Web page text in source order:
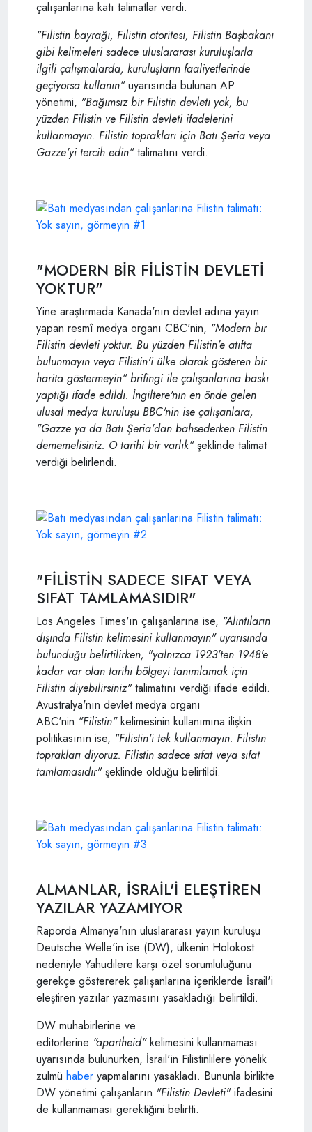
çalışanlarına katı talimatlar verdi.
"Filistin bayrağı, Filistin otoritesi, Filistin Başbakanı
gibi kelimeleri sadece uluslararası kuruluşlarla
ilgili çalışmalarda, kuruluşların faaliyetlerinde
geçiyorsa kullanın"uyarısında bulunan AP
yönetimi, "Bağımsız bir Filistin devleti yok, bu
yüzden Filistin ve Filistin devleti ifadelerini
kullanmayın. Filistin toprakları için Batı Şeria veya
Gazze'yi tercih edin"talimatını verdi.
"MODERN BİR FİLİSTİN DEVLETİ
YOKTUR"
Yine araştırmada Kanada'nın devlet adına yayın
yapan resmî medya organı CBC'nin, "Modern bir
Filistin devleti yoktur. Bu yüzden Filistin'e atıfta
bulunmayın veya Filistin'i ülke olarak gösteren bir
harita göstermeyin" brifingi ile çalışanlarına baskı
yaptığı ifade edildi. İngiltere'nin en önde gelen
ulusal medya kuruluşu BBC'nin ise çalışanlara,
"Gazze ya da Batı Şeria'dan bahsederken Filistin
dememelisiniz. O tarihi bir varlık"şeklinde talimat
verdiği belirlendi.
"FİLİSTİN SADECE SIFAT VEYA
SIFAT TAMLAMASIDIR"
Los Angeles Times'ın çalışanlarına ise, "Alıntıların
dışında Filistin kelimesini kullanmayın" uyarısında
bulunduğu belirtilirken, "yalnızca 1923'ten 1948'e
kadar var olan tarihi bölgeyi tanımlamak için
Filistin diyebilirsiniz"talimatını verdiği ifade edildi.
Avustralya'nın devlet medya organı
ABC'nin "Filistin"kelimesinin kullanımına ilişkin
politikasının ise, "Filistin'i tek kullanmayın. Filistin
toprakları diyoruz. Filistin sadece sıfat veya sıfat
tamlamasıdır"şeklinde olduğu belirtildi.
ALMANLAR, İSRAİL'İ ELEŞTİREN
YAZILAR YAZAMIYOR
Raporda Almanya'nın uluslararası yayın kuruluşu
Deutsche Welle'in ise (DW), ülkenin Holokost
nedeniyle Yahudilere karşı özel sorumluluğunu
gerekçe göstererek çalışanlarına içeriklerde İsrail'i
eleştiren yazılar yazmasını yasakladığı belirtildi.
DW muhabirlerine ve
editörlerine "apartheid"kelimesini kullanmaması
uyarısında bulunurken, İsrail'in Filistinlilere yönelik
zulmü haber yapmalarını yasakladı. Bununla birlikte
DW yönetimi çalışanların "Filistin Devleti"ifadesini
de kullanmaması gerektiğini belirtti.